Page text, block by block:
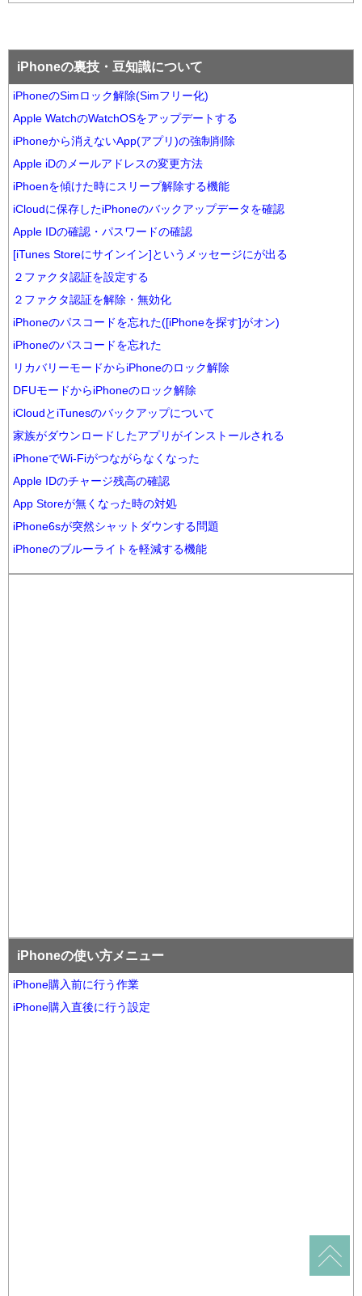
iPhoneの裏技・豆知識について
iPhoneのSimロック解除(Simフリー化)
Apple WatchのWatchOSをアップデートする
iPhoneから消えないApp(アプリ)の強制削除
Apple iDのメールアドレスの変更方法
iPhoenを傾けた時にスリープ解除する機能
iCloudに保存したiPhoneのバックアップデータを確認
Apple IDの確認・パスワードの確認
[iTunes Storeにサインイン]というメッセージにが出る
２ファクタ認証を設定する
２ファクタ認証を解除・無効化
iPhoneのパスコードを忘れた([iPhoneを探す]がオン)
iPhoneのパスコードを忘れた
リカバリーモードからiPhoneのロック解除
DFUモードからiPhoneのロック解除
iCloudとiTunesのバックアップについて
家族がダウンロードしたアプリがインストールされる
iPhoneでWi-Fiがつながらなくなった
Apple IDのチャージ残高の確認
App Storeが無くなった時の対処
iPhone6sが突然シャットダウンする問題
iPhoneのブルーライトを軽減する機能
iPhoneの使い方メニュー
iPhone購入前に行う作業
iPhone購入直後に行う設定